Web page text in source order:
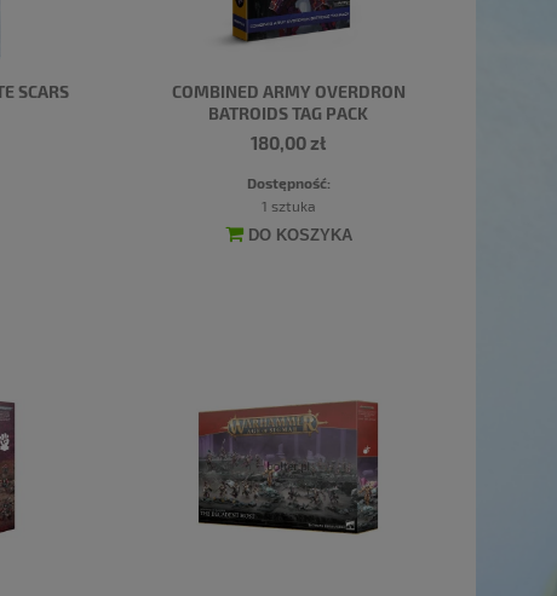
SCARS
COMBINED ARMY OVERDRON
BATROIDS TAG PACK
180,00 zł
Dostępność:
1 sztuka
DO KOSZYKA